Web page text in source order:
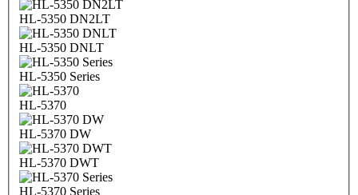
HL-5350 DN2LT
HL-5350 DNLT
HL-5350 Series
HL-5370
HL-5370 DW
HL-5370 DWT
HL-5370 Series